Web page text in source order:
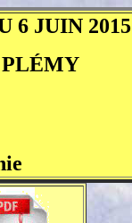
6 JUIN 2015